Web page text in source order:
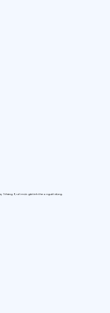
1 tháng 9, với mức giá tính theo người dùng.